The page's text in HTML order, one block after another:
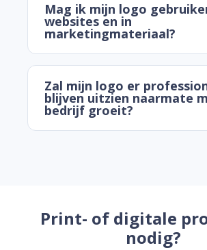
Mag ik mijn logo
websites en in
marketingmateriaal?
Zal mijn logo er
blijven uitzien naarmate
bedrijf groeit?
Print- of digitale
nodig?